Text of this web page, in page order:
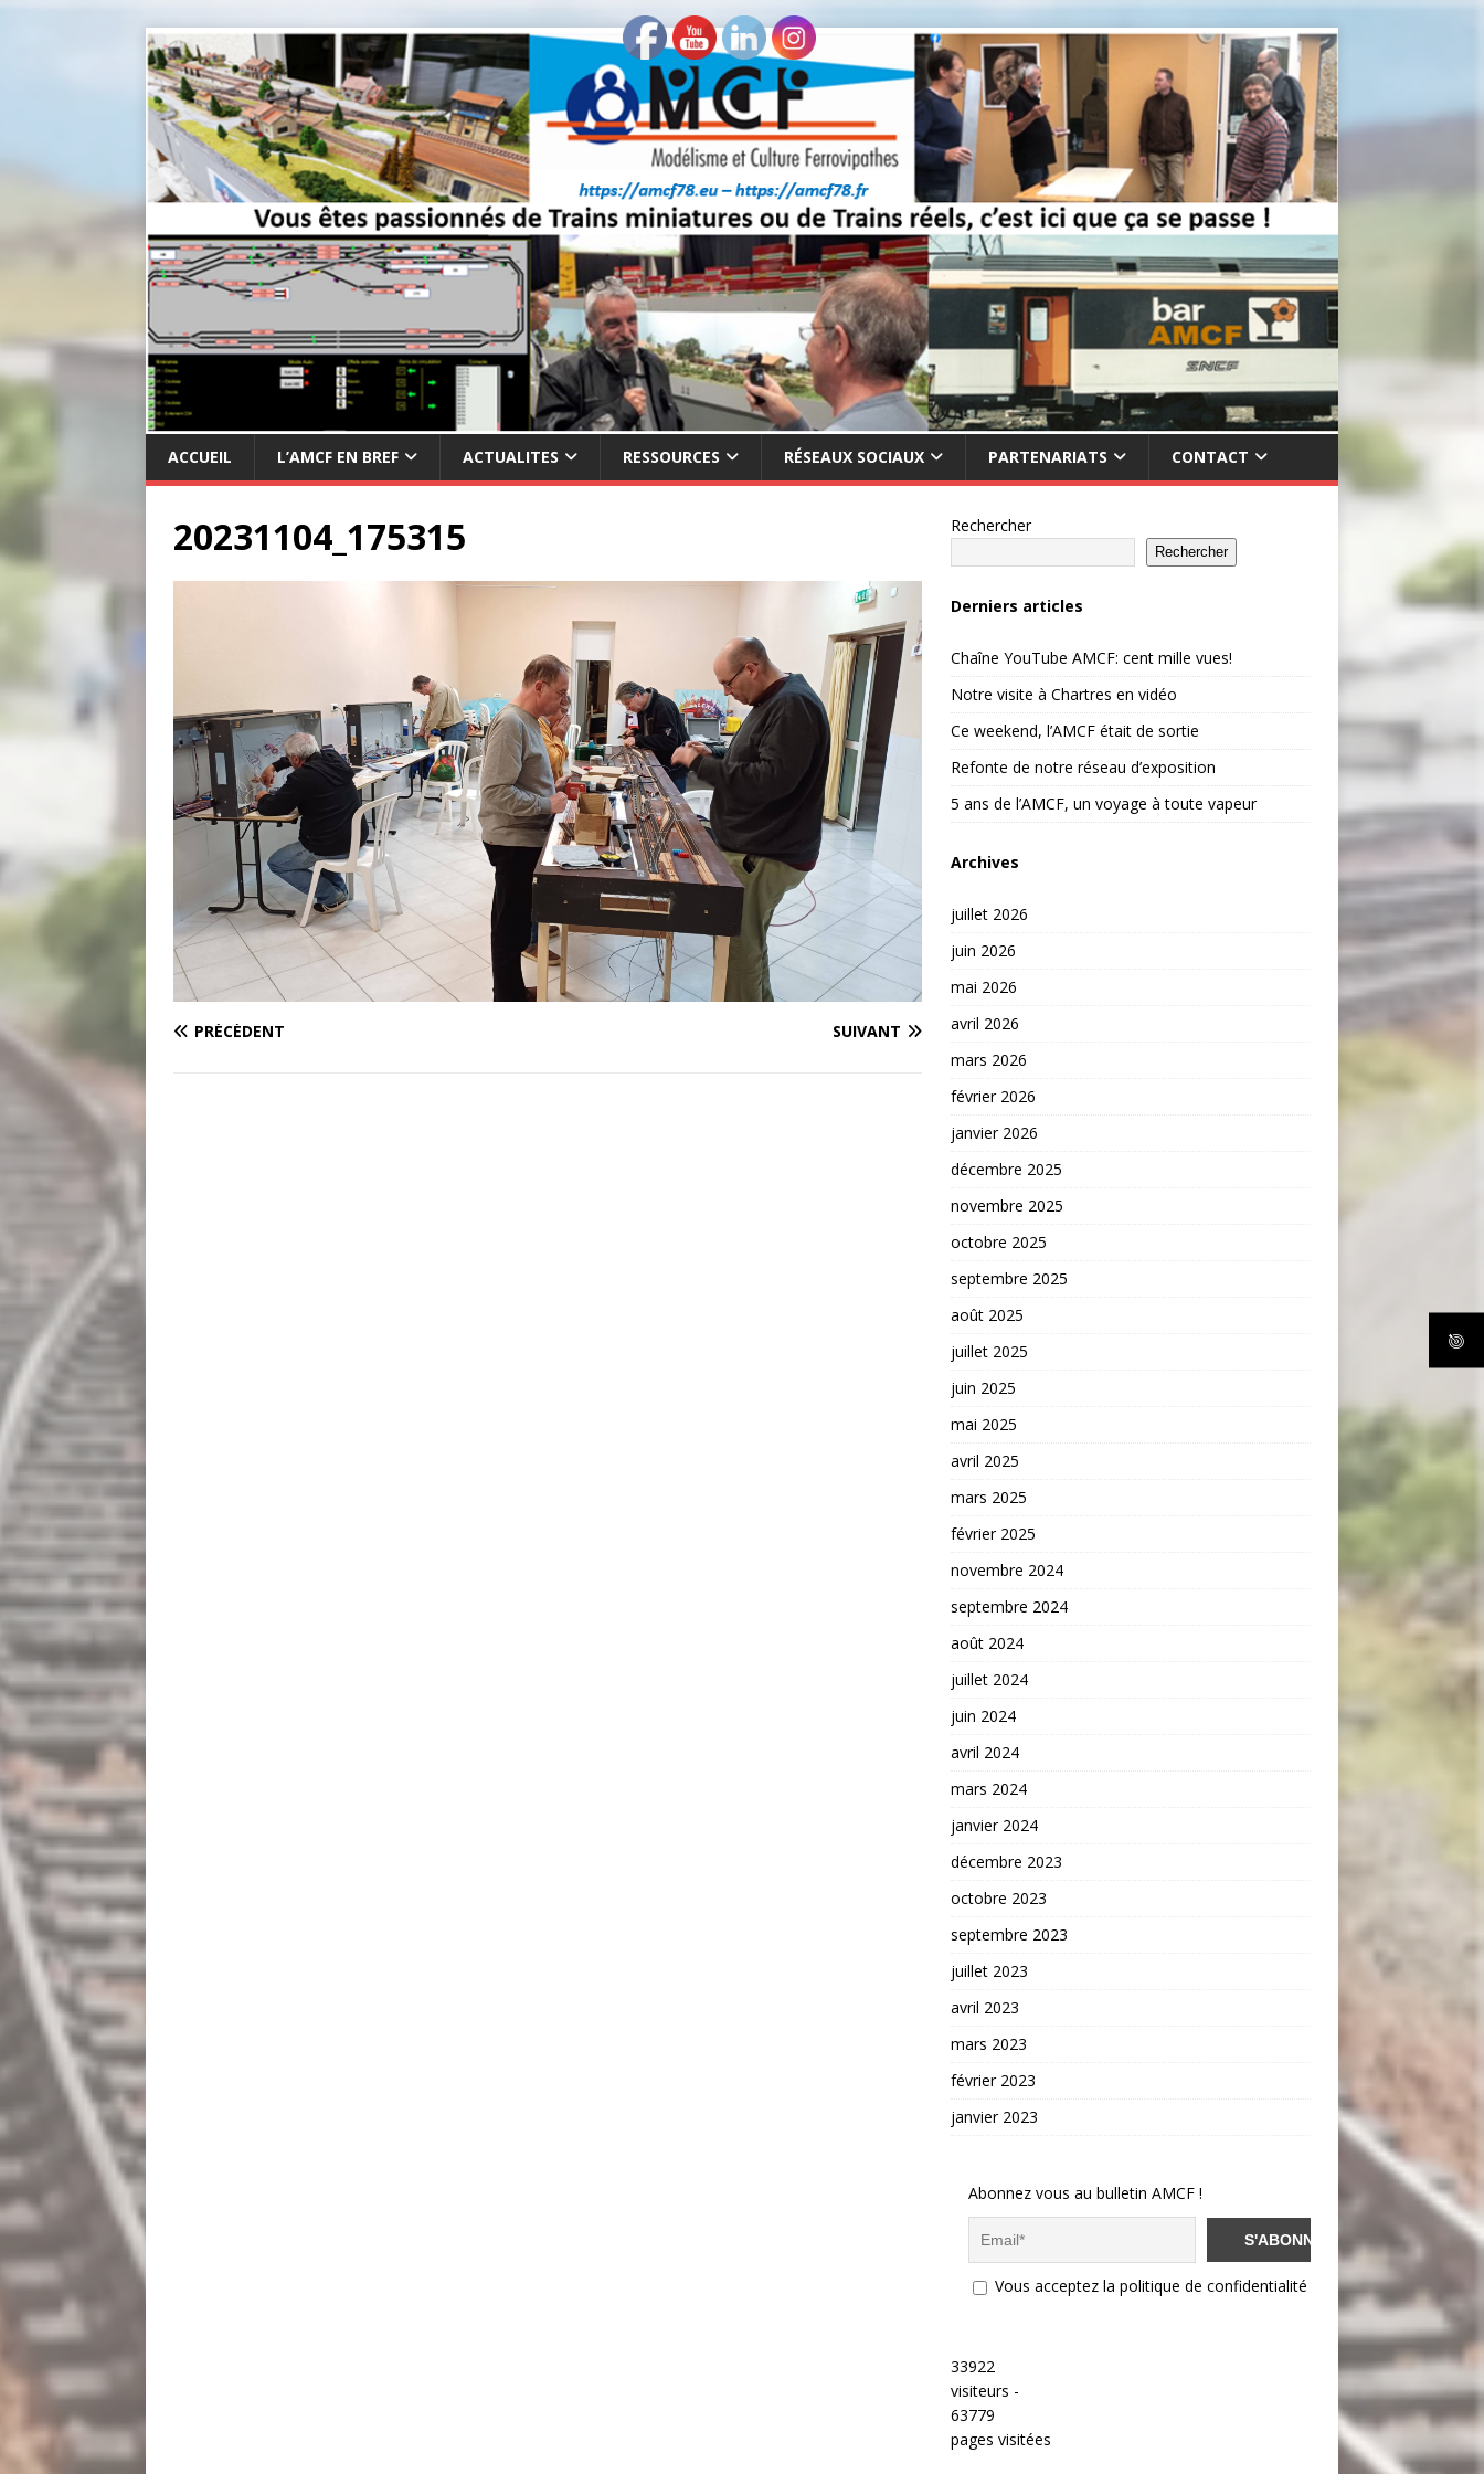
ACCUEIL L’AMCF EN BREF ACTUALITES RESSOURCES RÉSEAUX SOCIAUX PARTENARIATS CONTACT
20231104_175315
PRÉCÉDENT SUIVANT
Rechercher
Rechercher
Derniers articles
Chaîne YouTube AMCF: cent mille vues!
Notre visite à Chartres en vidéo
Ce weekend, l’AMCF était de sortie
Refonte de notre réseau d’exposition
5 ans de l’AMCF, un voyage à toute vapeur
Archives
juillet 2026
juin 2026
mai 2026
avril 2026
mars 2026
février 2026
janvier 2026
décembre 2025
novembre 2025
octobre 2025
septembre 2025
août 2025
juillet 2025
juin 2025
mai 2025
avril 2025
mars 2025
février 2025
novembre 2024
septembre 2024
août 2024
juillet 2024
juin 2024
avril 2024
mars 2024
janvier 2024
décembre 2023
octobre 2023
septembre 2023
juillet 2023
avril 2023
mars 2023
février 2023
janvier 2023
Abonnez vous au bulletin AMCF !
Vous acceptez la politique de confidentialité
33922
visiteurs -
63779
pages visitées